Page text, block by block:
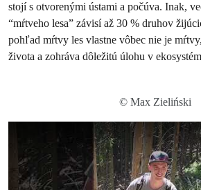
stojí s otvorenými ústami a počúva. Inak,
“mŕtveho lesa” závisí až 30 % druhov
pohľad mŕtvy les vlastne vôbec nie je
života a zohráva dôležitú úlohu v
© Max Zieliński